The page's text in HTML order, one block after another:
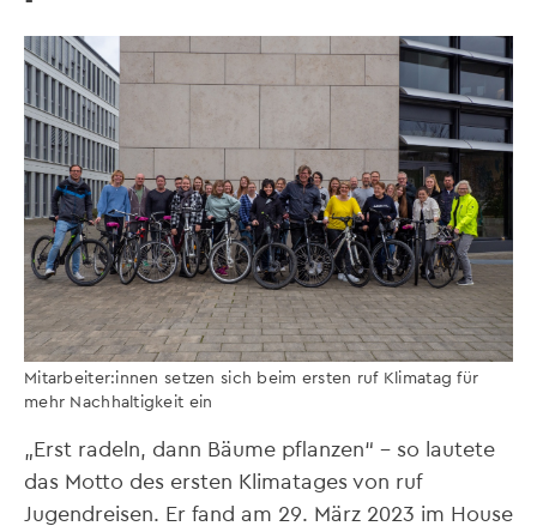
Mitarbeiter:innen setzen sich beim ersten ruf Klimatag für
mehr Nachhaltigkeit ein
„Erst radeln, dann Bäume pflanzen“ – so lautete
das Motto des ersten Klimatages von ruf
Jugendreisen. Er fand am 29. März 2023 im House